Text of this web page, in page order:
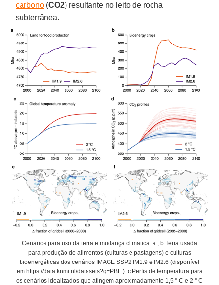
carbono (CO2) resultante no leito de rocha
subterrânea.
Cenários para uso da terra e mudança climática. a , b Terra usada
para produção de alimentos (culturas e pastagens) e culturas
bioenergéticas dos cenários IMAGE SSP2 IM1.9 e IM2.6 (disponível
em https://data.knmi.nl/datasets?q=PBL ). c Perfis de temperatura para
os cenários idealizados que atingem aproximadamente 1,5 ° C e 2 ° C